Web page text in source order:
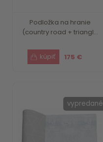
Podložka na hranie
(country road + triangl...
175 €
vypredané